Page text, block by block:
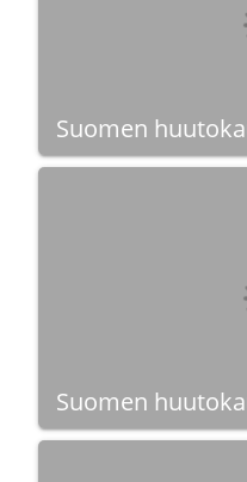
Suomen
Suomen